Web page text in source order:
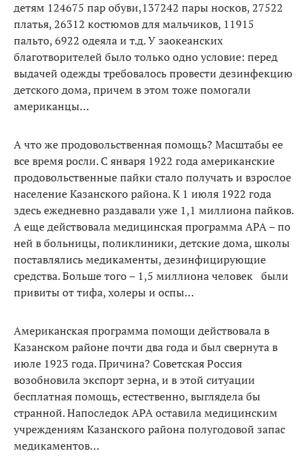
детям 124675 пар обуви,137242 пары носков, 27522
платья, 26312 костюмов для мальчиков, 11915
пальто, 6922 одеяла и т.д. У заокеанских
благотворителей было только одно условие: перед
выдачей одежды требовалось провести дезинфекцию
детского дома, причем в этом тоже помогали
американцы…
А что же продовольственная помощь? Масштабы ее
все время росли. С января 1922 года американские
продовольственные пайки стало получать и взрослое
население Казанского района. К 1 июля 1922 года
здесь ежедневно раздавали уже 1,1 миллиона пайков.
А еще действовала медицинская программа АРА – по
ней в больницы, поликлиники, детские дома, школы
поставлялись медикаменты, дезинфицирующие
средства. Больше того – 1,5 миллиона человек были
привиты от тифа, холеры и оспы…
Американская программа помощи действовала в
Казанском районе почти два года и был свернута в
июле 1923 года. Причина? Советская Россия
возобновила экспорт зерна, и в этой ситуации
бесплатная помощь, естественно, выглядела бы
странной. Напоследок АРА оставила медицинским
учреждениям Казанского района полугодовой запас
медикаментов…